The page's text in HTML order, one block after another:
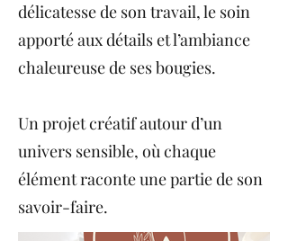
délicatesse de son travail, le soin
apporté aux détails et l’ambiance
chaleureuse de ses bougies.
Un projet créatif autour d’un
univers sensible, où chaque
élément raconte une partie de son
savoir-faire.